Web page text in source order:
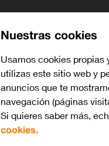
Buscar tiendas cerca de
Nuestras cookies
Usamos cookies propias
utilizas este sitio web y
anuncios que te
navegación (páginas
Si quieres saber más,
cookies.